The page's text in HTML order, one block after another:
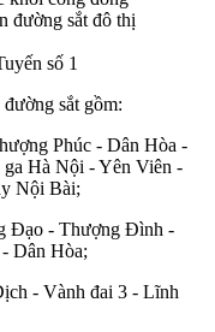
số 1
sắt gồm:
Phúc - Dân Hòa -
Hà Nội - Yên Viên -
Nội Bài;
Đạo - Thượng Đình -
Dân Hòa;
- Vành đai 3 - Lĩnh